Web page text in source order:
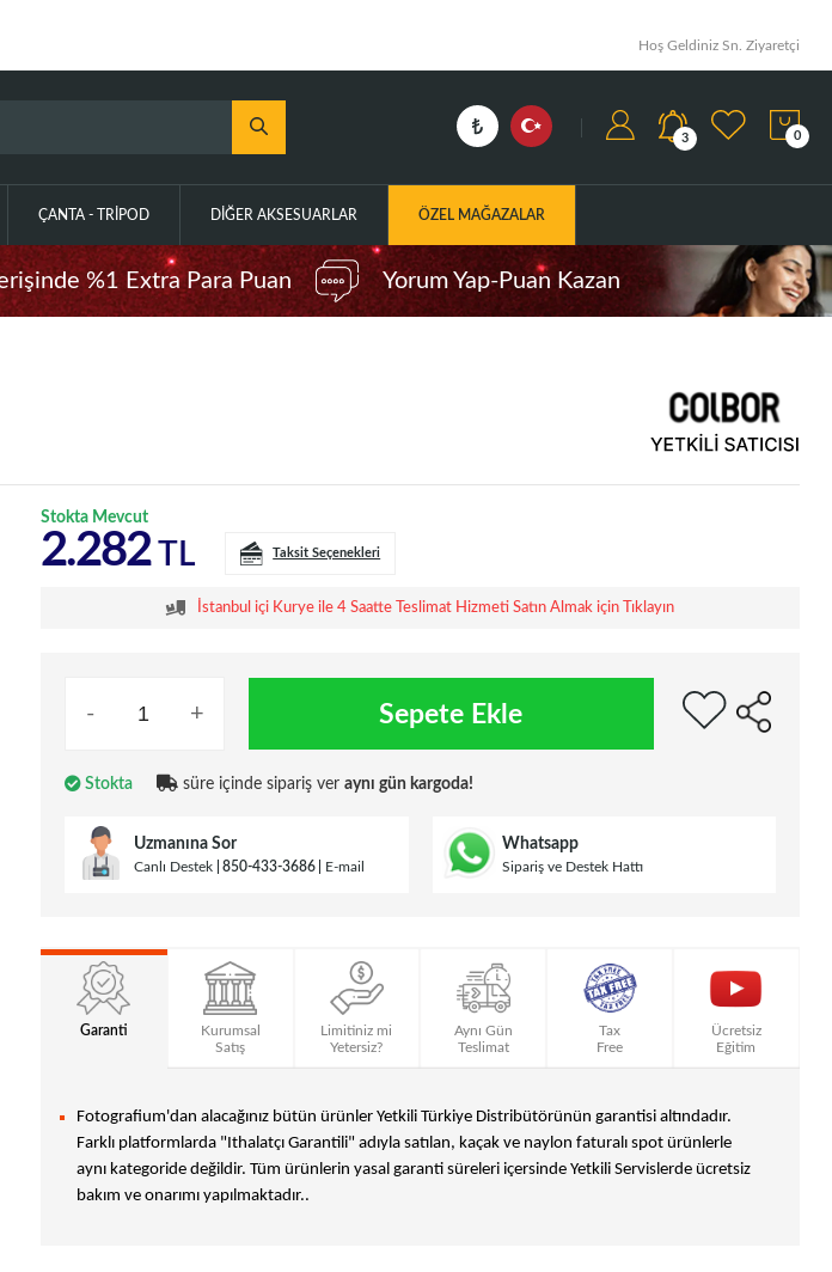
Hoş Geldiniz Sn. Ziyaretçi
3 0
ÇANTA - TRIPOD DIĞER AKSESUARLAR ÖZEL MAĞAZALAR
%1 Extra Para Puan Yorum Yap-Puan Kazan
Stokta Mevcut
2.282TL Taksit Seçenekleri
İstanbul içi Kurye ile 4 Saatte Teslimat Hizmeti Satın Almak için Tıklayın
- + Sepete Ekle
Stokta süre içinde sipariş ver aynı gün kargoda!
Uzmanına Sor
Canlı Destek 850-433-3686 E-mail
Whatsapp
Sipariş ve Destek Hattı
Garanti
Kurumsal
Satış
Limitiniz mi
Yetersiz?
Aynı Gün
Teslimat
Tax
Free
Ücretsiz
Eğitim
Fotografium'dan alacağınız bütün ürünler Yetkili Türkiye Distribütörünün garantisi altındadır.
Farklı platformlarda "Ithalatçı Garantili" adıyla satılan, kaçak ve naylon faturalı spot ürünlerle
aynı kategoride değildir. Tüm ürünlerin yasal garanti süreleri içersinde Yetkili Servislerde ücretsiz
bakım ve onarımı yapılmaktadır..